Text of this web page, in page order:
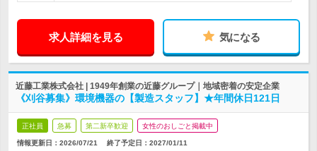
求人詳細を見る 気になる
近藤工業株式会社 | 1949年創業の近藤グループ｜地域密着の安定企業
《刈谷募集》環境機器の【製造スタッフ】★年間休日121日
正社員 急募 第二新卒歓迎 女性のおしごと掲載中
情報更新日：2026/07/21 終了予定日： 2027/01/11